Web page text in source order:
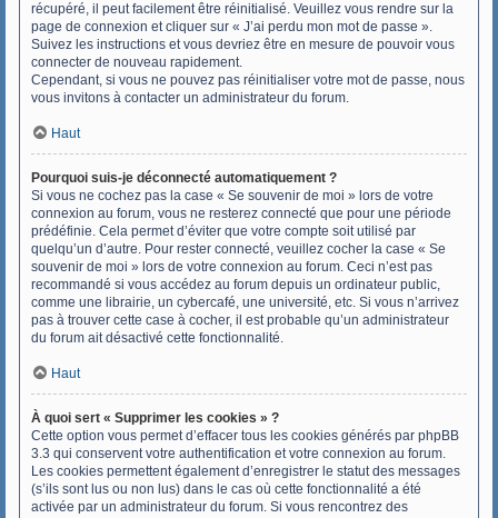
récupéré, il peut facilement être réinitialisé. Veuillez vous rendre sur la
page de connexion et cliquer sur « J’ai perdu mon mot de passe ».
Suivez les instructions et vous devriez être en mesure de pouvoir vous
connecter de nouveau rapidement.
Cependant, si vous ne pouvez pas réinitialiser votre mot de passe, nous
vous invitons à contacter un administrateur du forum.
Haut
Pourquoi suis-je déconnecté automatiquement ?
Si vous ne cochez pas la case « Se souvenir de moi » lors de votre
connexion au forum, vous ne resterez connecté que pour une période
prédéfinie. Cela permet d’éviter que votre compte soit utilisé par
quelqu’un d’autre. Pour rester connecté, veuillez cocher la case « Se
souvenir de moi » lors de votre connexion au forum. Ceci n’est pas
recommandé si vous accédez au forum depuis un ordinateur public,
comme une librairie, un cybercafé, une université, etc. Si vous n’arrivez
pas à trouver cette case à cocher, il est probable qu’un administrateur
du forum ait désactivé cette fonctionnalité.
Haut
À quoi sert « Supprimer les cookies » ?
Cette option vous permet d’effacer tous les cookies générés par phpBB
3.3 qui conservent votre authentification et votre connexion au forum.
Les cookies permettent également d’enregistrer le statut des messages
(s’ils sont lus ou non lus) dans le cas où cette fonctionnalité a été
activée par un administrateur du forum. Si vous rencontrez des